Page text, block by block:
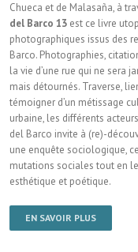
Chueca et de Malasaña, à
del Barco 13 est ce livre
photographiques issus des
Barco. Photographies,
la vie d’une rue qui ne sera
mais détournés. Traverse,
témoigner d’un métissage
urbaine, les différents
del Barco invite à (re)-
une enquête sociologique,
mutations sociales tout en
esthétique et poétique.
EN SAVOIR PLUS